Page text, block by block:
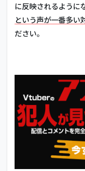
に反映されるように
という声が一番多い
ださい。